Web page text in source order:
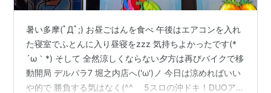
暑い多摩(ﾟДﾟ;) お昼ごはんを食べ 午後はエアコンを入れ
た寝室でふとんに入り昼寝をzzz 気持ちよかったです(*
´ω｀*) そして 全然涼しくならない夕方は再びバイクで移
動開局 デルパラ7 堀之内店へ('ω')ノ 今日は涼めればいい
や的で 勝負する気はなく(^^ゞ 5スロの沖ドキ！DUOアン